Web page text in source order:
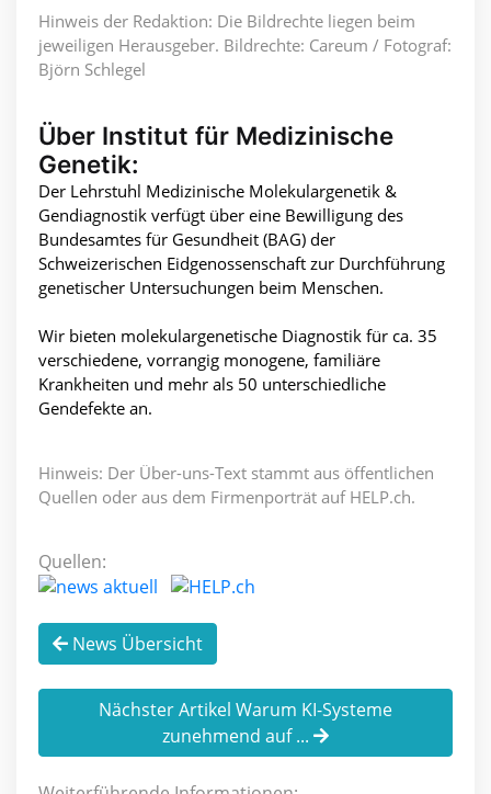
Hinweis der Redaktion: Die Bildrechte liegen beim
jeweiligen Herausgeber. Bildrechte: Careum / Fotograf:
Björn Schlegel
Über Institut für Medizinische
Genetik:
Der Lehrstuhl Medizinische Molekulargenetik &
Gendiagnostik verfügt über eine Bewilligung des
Bundesamtes für Gesundheit (BAG) der
Schweizerischen Eidgenossenschaft zur Durchführung
genetischer Untersuchungen beim Menschen.
Wir bieten molekulargenetische Diagnostik für ca. 35
verschiedene, vorrangig monogene, familiäre
Krankheiten und mehr als 50 unterschiedliche
Gendefekte an.
Hinweis: Der Über-uns-Text stammt aus öffentlichen
Quellen oder aus dem Firmenporträt auf HELP.ch.
Quellen:
News Übersicht
Nächster Artikel Warum KI-Systeme
zunehmend auf ...